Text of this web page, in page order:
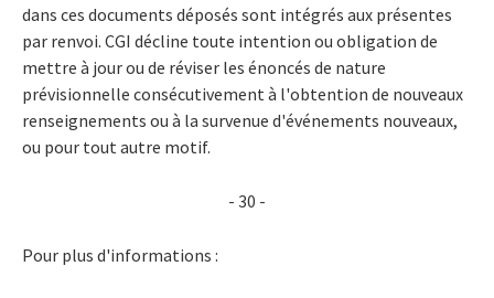
dans ces documents déposés sont intégrés aux présentes
par renvoi. CGI décline toute intention ou obligation de
mettre à jour ou de réviser les énoncés de nature
prévisionnelle consécutivement à l'obtention de nouveaux
renseignements ou à la survenue d'événements nouveaux,
ou pour tout autre motif.
- 30 -
Pour plus d'informations :